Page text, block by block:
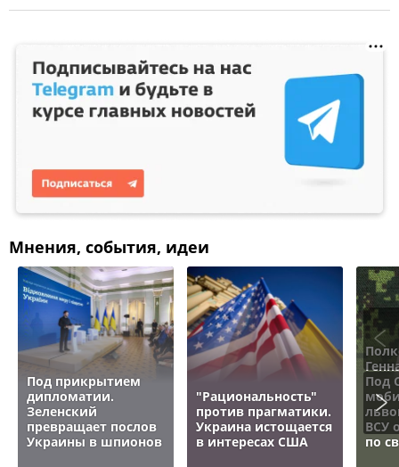
Мнения, события, идеи
Под прикрытием
дипломатии.
Зеленский
превращает послов
Украины в шпионов
"Рациональность"
против прагматики.
Украина истощается
в интересах США
Под
ВСУ
по